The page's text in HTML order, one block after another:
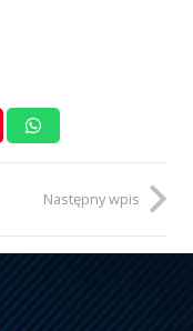
Następny wpis